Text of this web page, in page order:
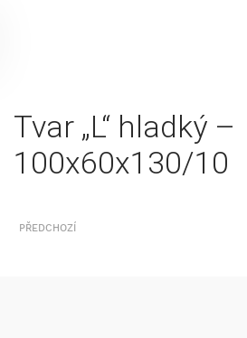
Tvar „L“ hladký –
100x60x130/10
PŘEDCHOZÍ